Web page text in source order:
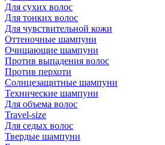
Для сухих волос
Для тонких волос
Для чувствительной кожи
Оттеночные шампуни
Очищающие шампуни
Против выпадения волос
Против перхоти
Солнцезащитные шампуни
Технические шампуни
Для объема волос
Travel-size
Для седых волос
Твердые шампуни